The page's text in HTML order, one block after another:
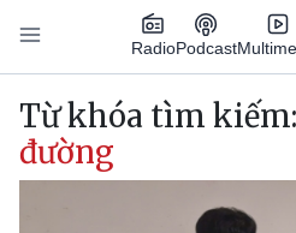
Nhảy đến nội dung
RadioPodcast
Main navigation
Từ khóa tìm kiếm:
đường